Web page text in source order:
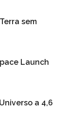
sem
Launch
a 4,6